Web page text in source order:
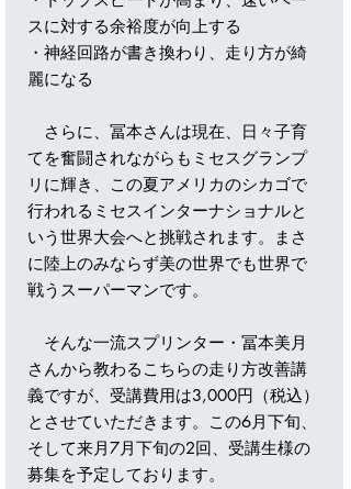
スに対する余裕度が向上する
・神経回路が書き換わり、走り方が綺
麗になる
さらに、冨本さんは現在、日々子育
てを奮闘されながらもミセスグランプ
リに輝き、この夏アメリカのシカゴで
行われるミセスインターナショナルと
いう世界大会へと挑戦されます。まさ
に陸上のみならず美の世界でも世界で
戦うスーパーマンです。
そんな一流スプリンター・冨本美月
さんから教わるこちらの走り方改善講
義ですが、受講費用は3,000円（税込）
とさせていただきます。この6月下旬、
そして来月7月下旬の2回、受講生様の
募集を予定しております。